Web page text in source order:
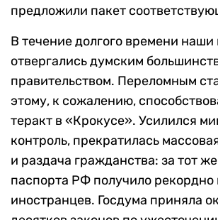
предложили пакет
В течение долгого времени
отвергались думским
правительством. Переломным
этому, к сожалению,
теракт в «Крокусе». Усилился
контроль, прекратилась
и раздача гражданства: за тот
паспорта РФ получило рекордно
иностранцев. Госдума приняла